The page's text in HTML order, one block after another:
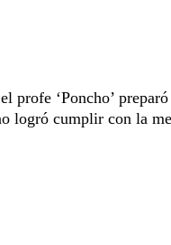
profe ‘Poncho’
logró cumplir con la